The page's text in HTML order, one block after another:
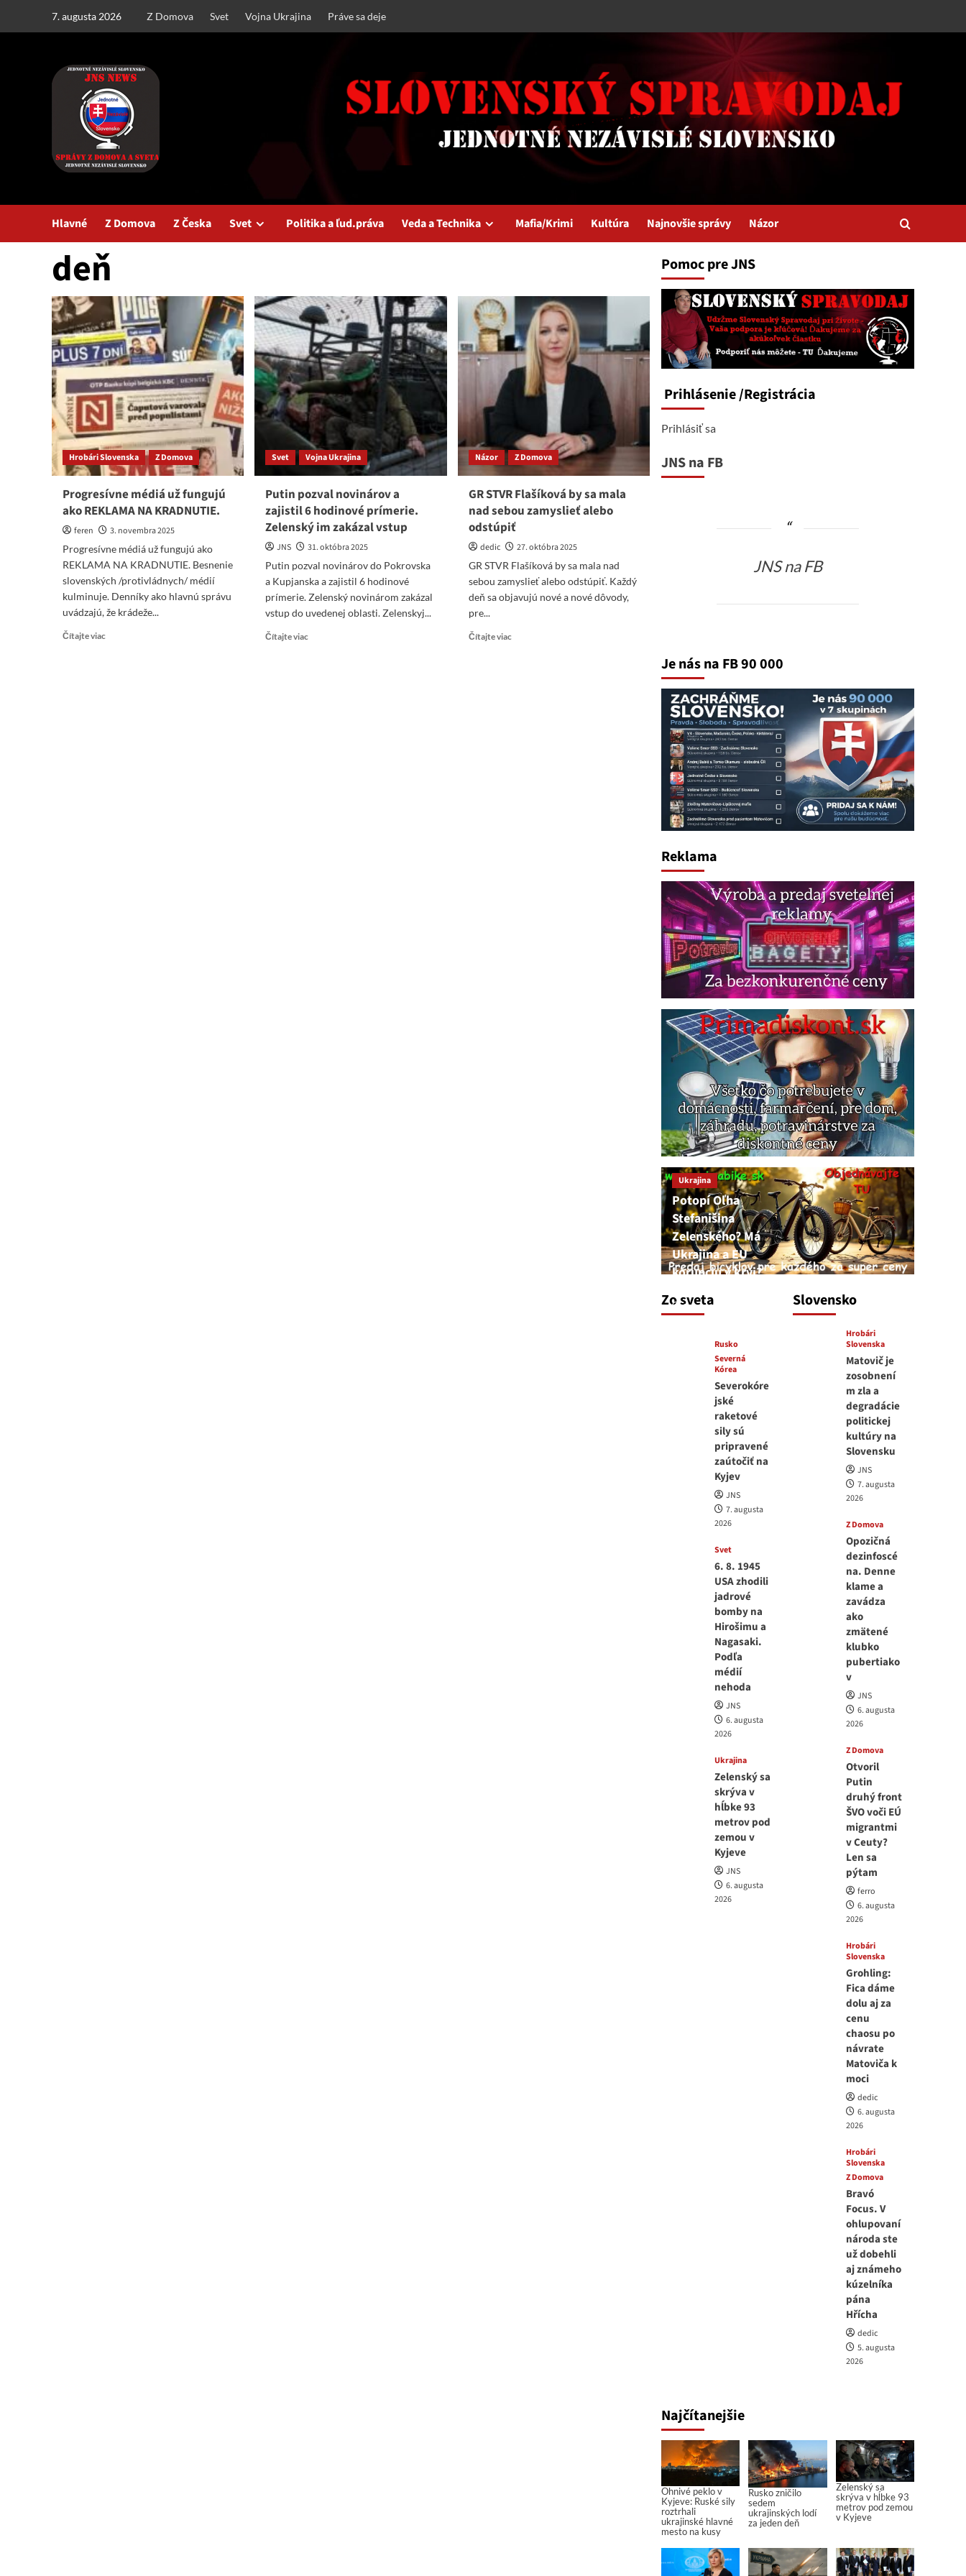
7. augusta 2026 Z Domova Svet Vojna Ukrajina Práve sa deje
Hlavné Z Domova Z Česka Svet Politika a ľud.práva Veda a Technika Mafia/Krimi Kultúra Najnovšie správy Názor
deň
Hrobári Slovenska Z Domova
Progresívne médiá už fungujú
ako REKLAMA NA KRADNUTIE.
feren
3. novembra 2025
Progresívne médiá už fungujú ako
REKLAMA NA KRADNUTIE. Besnenie
slovenských /protivládnych/ médií
kulminuje. Denníky ako hlavnú správu
uvádzajú, že krádeže...
Čítajte viac
Svet Vojna Ukrajina
Putin pozval novinárov a
zajistil 6 hodinové prímerie.
Zelenský im zakázal vstup
JNS
31. októbra 2025
Putin pozval novinárov do Pokrovska
a Kupjanska a zajistil 6 hodinové
prímerie. Zelenský novinárom zakázal
vstup do uvedenej oblasti. Zelenskyj...
Čítajte viac
Názor Z Domova
GR STVR Flašíková by sa mala
nad sebou zamyslieť alebo
odstúpiť
dedic
27. októbra 2025
GR STVR Flašíková by sa mala nad
sebou zamyslieť alebo odstúpiť. Každý
deň sa objavujú nové a nové dôvody,
pre...
Čítajte viacRead
Pomoc pre JNS
Prihlásenie/Registrácia
Prihlásiť sa
JNS na FB
JNS na FB
Je nás na FB 90 000
Reklama
Zo sveta
Ukrajina
Potopí Oľha
Stefanišina
Zelenského? Má
Ukrajina a EU
korupciu v krvi?
7. augusta 2026
Rusko
Severná
Kórea
Severokóre
jské
raketové
sily sú
pripravené
zaútočiť na
Kyjev
JNS
7. augusta
2026
Svet
6. 8. 1945
USA zhodili
jadrové
bomby na
Hirošimu a
Nagasaki.
Podľa
médií
nehoda
JNS
6. augusta
2026
Ukrajina
Zelenský sa
skrýva v
hĺbke 93
metrov pod
zemou v
Kyjeve
JNS
6. augusta
2026
Slovensko
Hrobári
Slovenska
Matovič je
zosobnení
m zla a
degradácie
politickej
kultúry na
Slovensku
JNS
7. augusta
2026
Z Domova
Opozičná
dezinfoscé
na. Denne
klame a
zavádza
ako
zmätené
klubko
pubertiako
v
JNS
6. augusta
2026
Z Domova
Otvoril
Putin
druhý front
ŠVO voči EÚ
migrantmi
v Ceuty?
Len sa
pýtam
ferro
6. augusta
2026
Hrobári
Slovenska
Grohling:
Fica dáme
dolu aj za
cenu
chaosu po
návrate
Matoviča k
moci
dedic
6. augusta
2026
Hrobári
Slovenska
Z Domova
Bravó
Focus. V
ohlupovaní
národa ste
už dobehli
aj známeho
kúzelníka
pána
Hřícha
dedic
5. augusta
2026
Najčítanejšie
Ohnivé peklo v
Kyjeve: Ruské sily
roztrhali
ukrajinské hlavné
mesto na kusy
Rusko zničilo
sedem
ukrajinských lodí
za jeden deň
Zelenský sa
skrýva v hĺbke 93
metrov pod zemou
v Kyjeve